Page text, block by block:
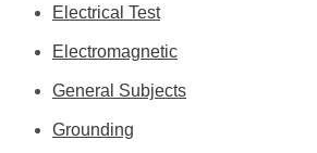
Electrical Test
Electromagnetic
General Subjects
Grounding